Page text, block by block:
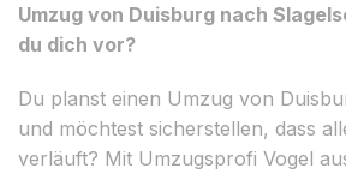
Umzug von Duisburg nach
du dich vor?
Du planst einen Umzug von
und möchtest sicherstellen, dass
verläuft? Mit Umzugsprofi Vogel